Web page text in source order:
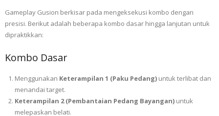
Gameplay Gusion berkisar pada mengeksekusi kombo dengan
presisi. Berikut adalah beberapa kombo dasar hingga lanjutan untuk
dipraktikkan:
Kombo Dasar
Menggunakan Keterampilan 1 (Paku Pedang) untuk terlibat dan
menandai target.
Keterampilan 2 (Pembantaian Pedang Bayangan) untuk
melepaskan belati.